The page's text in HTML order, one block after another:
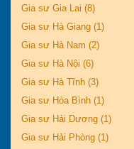
Gia sư Gia Lai (8)
Gia sư Hà Giang (1)
Gia sư Hà Nam (2)
Gia sư Hà Nội (6)
Gia sư Hà Tĩnh (3)
Gia sư Hòa Bình (1)
Gia sư Hải Dương (1)
Gia sư Hải Phòng (1)